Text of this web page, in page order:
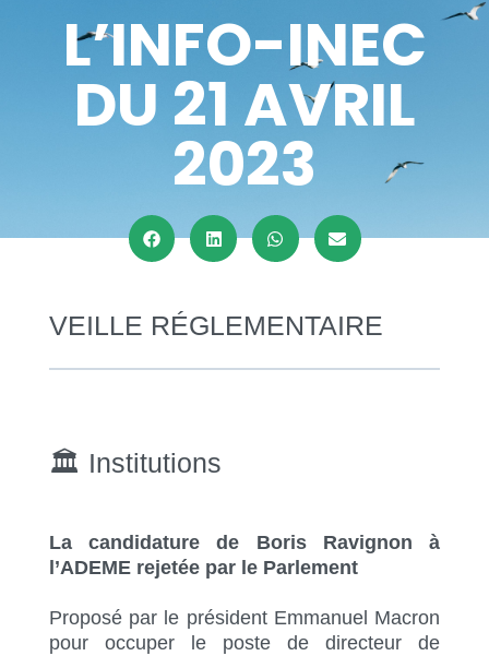
L’INFO-INEC
DU 21 AVRIL
2023
VEILLE RÉGLEMENTAIRE
🏛 Institutions
La candidature de Boris Ravignon à
l’ADEME rejetée par le Parlement
Proposé par le président Emmanuel Macron
pour occuper le poste de directeur de